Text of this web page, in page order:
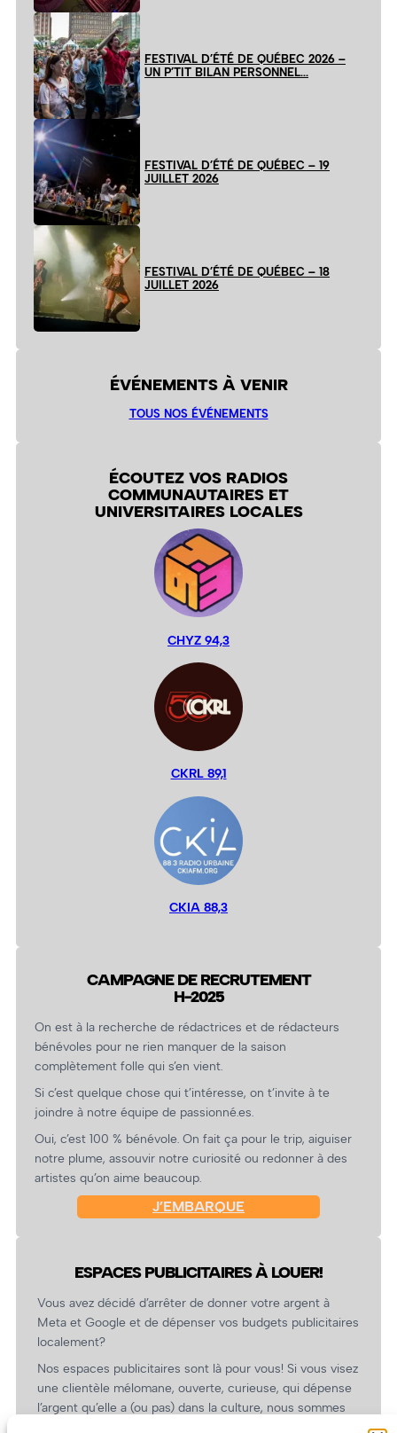
FESTIVAL D’ÉTÉ DE QUÉBEC 2026 –
UN P’TIT BILAN PERSONNEL…
FESTIVAL D’ÉTÉ DE QUÉBEC – 19
JUILLET 2026
FESTIVAL D’ÉTÉ DE QUÉBEC – 18
JUILLET 2026
ÉVÉNEMENTS À VENIR
TOUS NOS ÉVÉNEMENTS
ÉCOUTEZ VOS RADIOS
COMMUNAUTAIRES ET
UNIVERSITAIRES LOCALES
CHYZ 94,3
CKRL 89,1
CKIA 88,3
CAMPAGNE DE RECRUTEMENT
H-2025
On est à la recherche de rédactrices et de rédacteurs
bénévoles pour ne rien manquer de la saison
complètement folle qui s’en vient.
Si c’est quelque chose qui t’intéresse, on t’invite à te
joindre à notre équipe de passionné.es.
Oui, c’est 100 % bénévole. On fait ça pour le trip, aiguiser
notre plume, assouvir notre curiosité ou redonner à des
artistes qu’on aime beaucoup.
J’EMBARQUE
ESPACES PUBLICITAIRES À LOUER!
Vous avez décidé d’arrêter de donner votre argent à
Meta et Google et de dépenser vos budgets publicitaires
localement?
Nos espaces publicitaires sont là pour vous! Si vous visez
une clientèle mélomane, ouverte, curieuse, qui dépense
l’argent qu’elle a (ou pas) dans la culture, nous sommes